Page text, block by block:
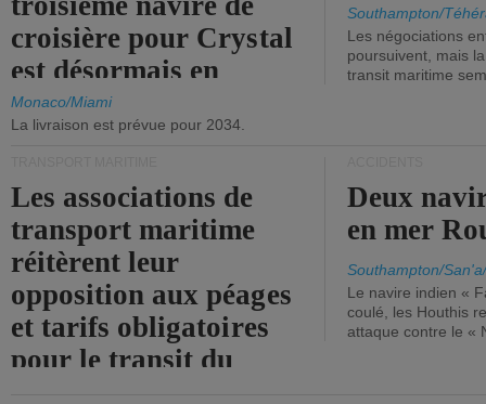
croisière pour Crystal
est désormais en
vigueur.
Monaco/Miami
La livraison est prévue pour 2034.
Southampton/
Les négociations
poursuivent, mais
transit maritime
Les associations de
transport maritime
réitèrent leur
opposition aux péages
et tarifs obligatoires
pour le transit du
Deux
en mer
Southampton/
Le navire indien «
coulé, les Houthis
attaque contre le «